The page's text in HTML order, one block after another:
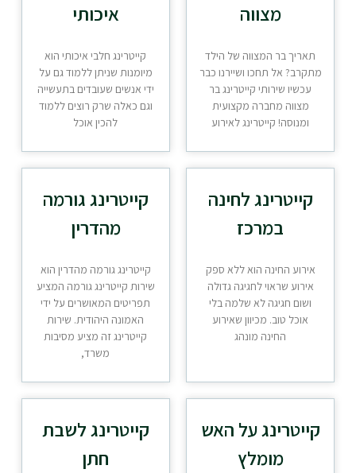
מצווה
תאריך בר המצווה של הילד
מתקרב? אל תחכו ושיירנו כבר
עכשיו שירותי קייטרינג בר
מצווה מחברה מקצועית
ומנוסה! קייטרינג לאירוע
איכותי
קייטרינג חלבי איכותי הוא
מיומנות שניתן ללמוד גם על
ידי אנשים שעובדים בתעשייה
וגם כאלה שרק רוצים ללמוד
להכין אוכל
קייטרינג לחינה
במרכז
אירוע החינה הוא ללא ספק
אירוע שראוי לחגיגה גדולה
ושום חגיגה לא שלמה בלי
אוכל טוב. מכיוון שאירוע
החינה מונהג
קייטרינג גורמה
מהדרין
קייטרינג גורמה מהדרין הוא
שירות קייטרינג גורמה המציע
תפריטים המאושרים על ידי
האמונה היהודית. שירות
קייטרינג זה מציע מסיבות
משרד,
קייטרינג על האש
מומלץ
קייטרינג לשבת
חתן